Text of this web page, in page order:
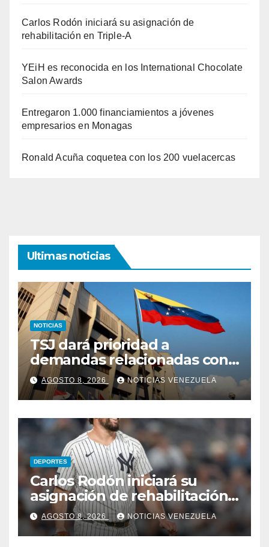
Carlos Rodón iniciará su asignación de
rehabilitación en Triple-A
YEiH es reconocida en los International Chocolate
Salon Awards
Entregaron 1.000 financiamientos a jóvenes
empresarios en Monagas
Ronald Acuña coquetea con los 200 vuelacercas
Ultimas noticias
NOTICIAS
TSJ dará prioridad a
demandas relacionadas con
bienes afectados por los
terremotos
AGOSTO 8, 2026 NOTICIAS VENEZUELA
DEPORTES
Carlos Rodón iniciará su
asignación de rehabilitación
en Triple-A
AGOSTO 8, 2026 NOTICIAS VENEZUELA